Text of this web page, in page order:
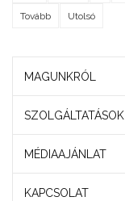
Tovább Utolsó
MAGUNKRÓL
SZOLGÁLTATÁSOK
MÉDIAAJÁNLAT
KAPCSOLAT